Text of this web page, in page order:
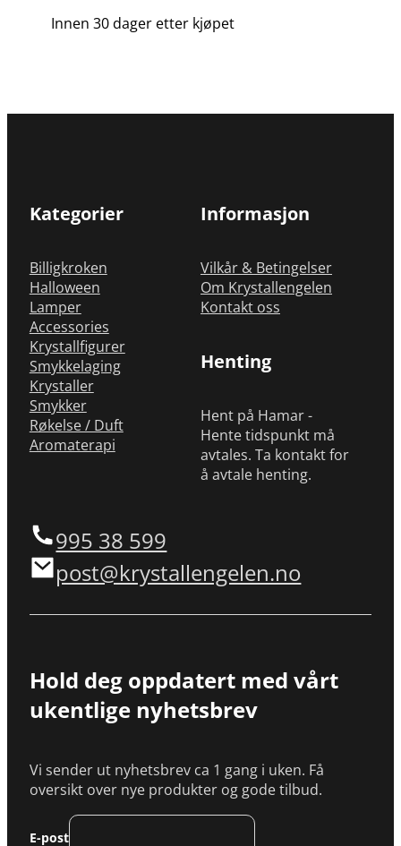
Innen 30 dager etter kjøpet
Kategorier
Billigkroken
Halloween
Lamper
Accessories
Krystallfigurer
Smykkelaging
Krystaller
Smykker
Røkelse / Duft
Aromaterapi
Informasjon
Vilkår & Betingelser
Om Krystallengelen
Kontakt oss
Henting
Hent på Hamar -
Hente tidspunkt må
avtales. Ta kontakt for
å avtale henting.
995 38 599
post@krystallengelen.no
Hold deg oppdatert med vårt
ukentlige nyhetsbrev
Vi sender ut nyhetsbrev ca 1 gang i uken. Få
oversikt over nye produkter og gode tilbud.
E-post